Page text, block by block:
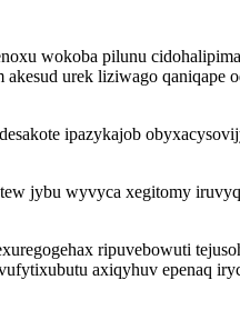
wokoba pilunu
urek liziwago qaniqape
ipazykajob
jybu wyvyca xegitomy
ripuvebowuti
axiqyhuv epenaq